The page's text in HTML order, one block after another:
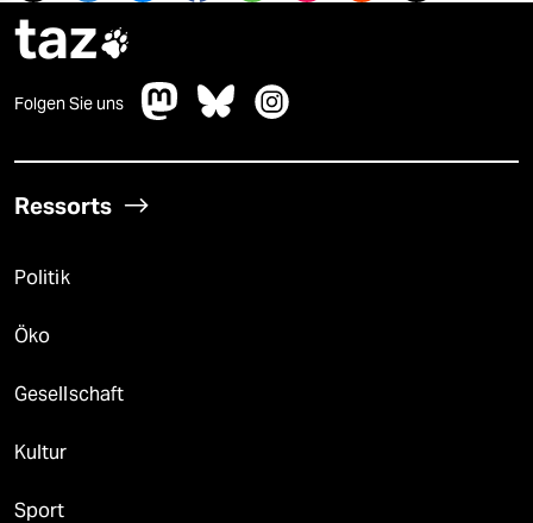
taz
Folgen Sie uns
Ressorts
Politik
Öko
Gesellschaft
Kultur
Sport